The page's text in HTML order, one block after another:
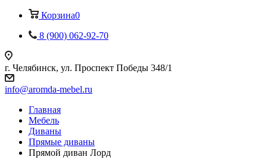
Корзина0
8 (900) 062-92-70
г. Челябинск, ул. Проспект Победы 348/1
info@aromda-mebel.ru
Главная
Мебель
Диваны
Прямые диваны
Прямой диван Лорд